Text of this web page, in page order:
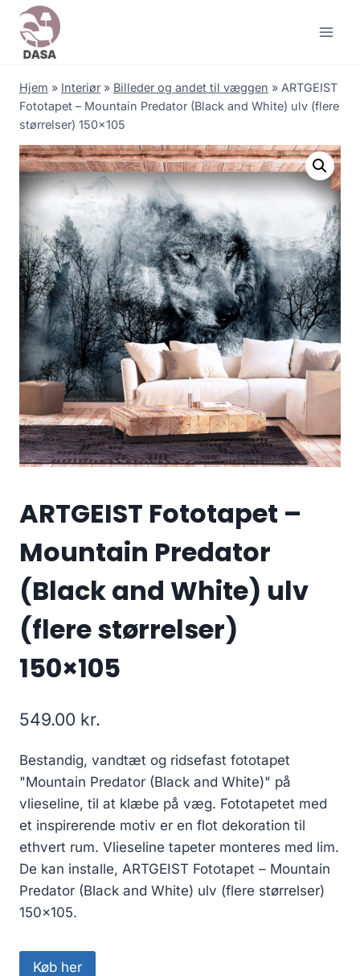
Skip
content
Hjem » Interiør » Billeder og andet til væggen » ARTGEIST
Fototapet – Mountain Predator (Black and White) ulv (flere
størrelser) 150×105
ARTGEIST Fototapet –
Mountain Predator
(Black and White) ulv
(flere størrelser)
150×105
549.00 kr.
Bestandig, vandtæt og ridsefast fototapet
"Mountain Predator (Black and White)" på
vlieseline, til at klæbe på væg. Fototapetet med
et inspirerende motiv er en flot dekoration til
ethvert rum. Vlieseline tapeter monteres med lim.
De kan installe, ARTGEIST Fototapet – Mountain
Predator (Black and White) ulv (flere størrelser)
150×105.
Køb her